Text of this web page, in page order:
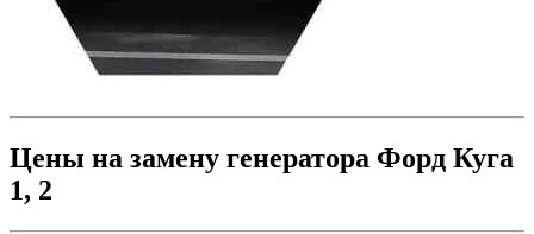
Цены на замену генератора Форд Куга
1, 2